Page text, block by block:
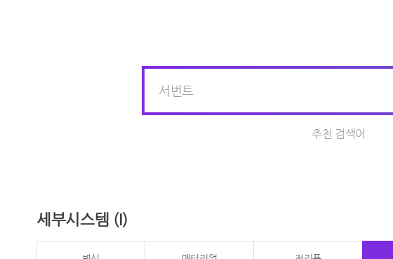
추천 검색어
세부시스템 (I)